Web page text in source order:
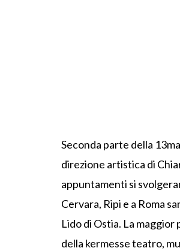
Seconda parte della
direzione artistica di
appuntamenti si
Cervara, Ripi e a Roma
Lido di Ostia. La
della kermesse teatro,